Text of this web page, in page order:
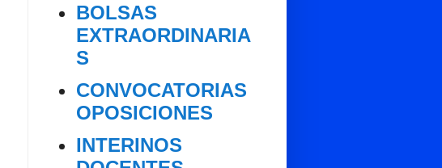
BOLSAS
EXTRAORDINARIA
S
CONVOCATORIAS
OPOSICIONES
INTERINOS